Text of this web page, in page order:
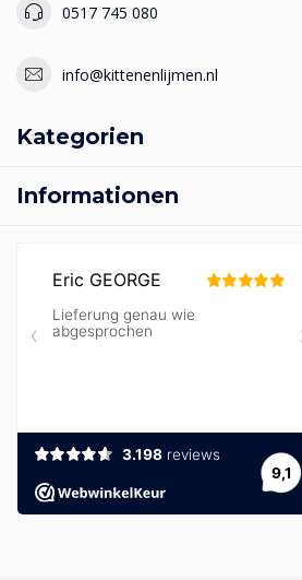
0517 745 080
info@kittenenlijmen.nl
Kategorien
Informationen